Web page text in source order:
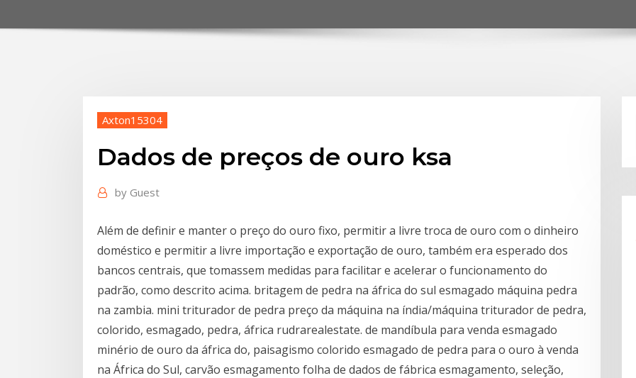
Axton15304
Dados de preços de ouro ksa
by Guest
Além de definir e manter o preço do ouro fixo, permitir a livre troca de ouro com o dinheiro
doméstico e permitir a livre importação e exportação de ouro, também era esperado dos
bancos centrais, que tomassem medidas para facilitar e acelerar o funcionamento do
padrão, como descrito acima. britagem de pedra na áfrica do sul esmagado máquina pedra
na zambia. mini triturador de pedra preço da máquina na índia/máquina triturador de pedra,
colorido, esmagado, pedra, áfrica rudrarealestate. de mandíbula para venda esmagado
minério de ouro da áfrica do, paisagismo colorido esmagado de pedra para o ouro à venda
na África do Sul, carvão esmagamento folha de dados de fábrica esmagamento, seleção,